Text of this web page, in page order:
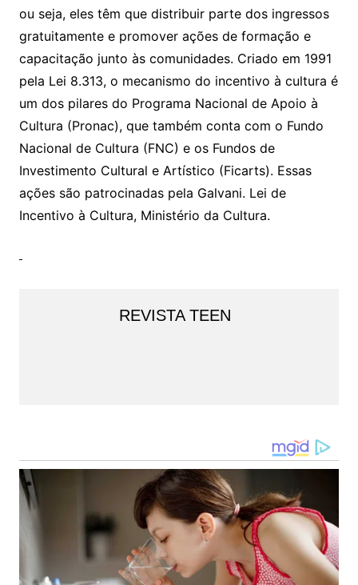
ou seja, eles têm que distribuir parte dos ingressos
gratuitamente e promover ações de formação e
capacitação junto às comunidades. Criado em 1991
pela Lei 8.313, o mecanismo do incentivo à cultura é
um dos pilares do Programa Nacional de Apoio à
Cultura (Pronac), que também conta com o Fundo
Nacional de Cultura (FNC) e os Fundos de
Investimento Cultural e Artístico (Ficarts). Essas
ações são patrocinadas pela Galvani. Lei de
Incentivo à Cultura, Ministério da Cultura.
REVISTA TEEN